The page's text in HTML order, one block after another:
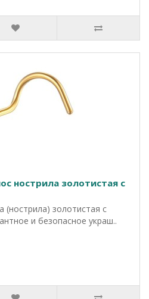
нострила золотистая с
(нострила) золотистая с
и безопасное украш..